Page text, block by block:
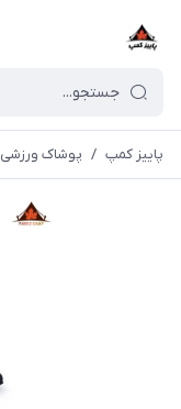
پاییز کمپ / پوشاک ورزشی